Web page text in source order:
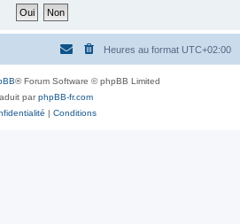
Heures au format UTC+02:00
® Forum Software © phpBB Limited
parphpBB-fr.com
| Conditions